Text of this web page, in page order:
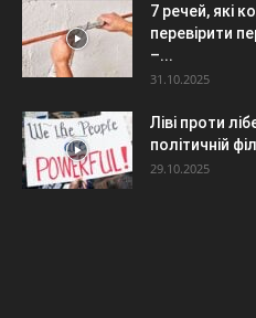
7 речей, які
перевірити
–...
31.10.2025
Ліві проти
політичній
29.10.2025